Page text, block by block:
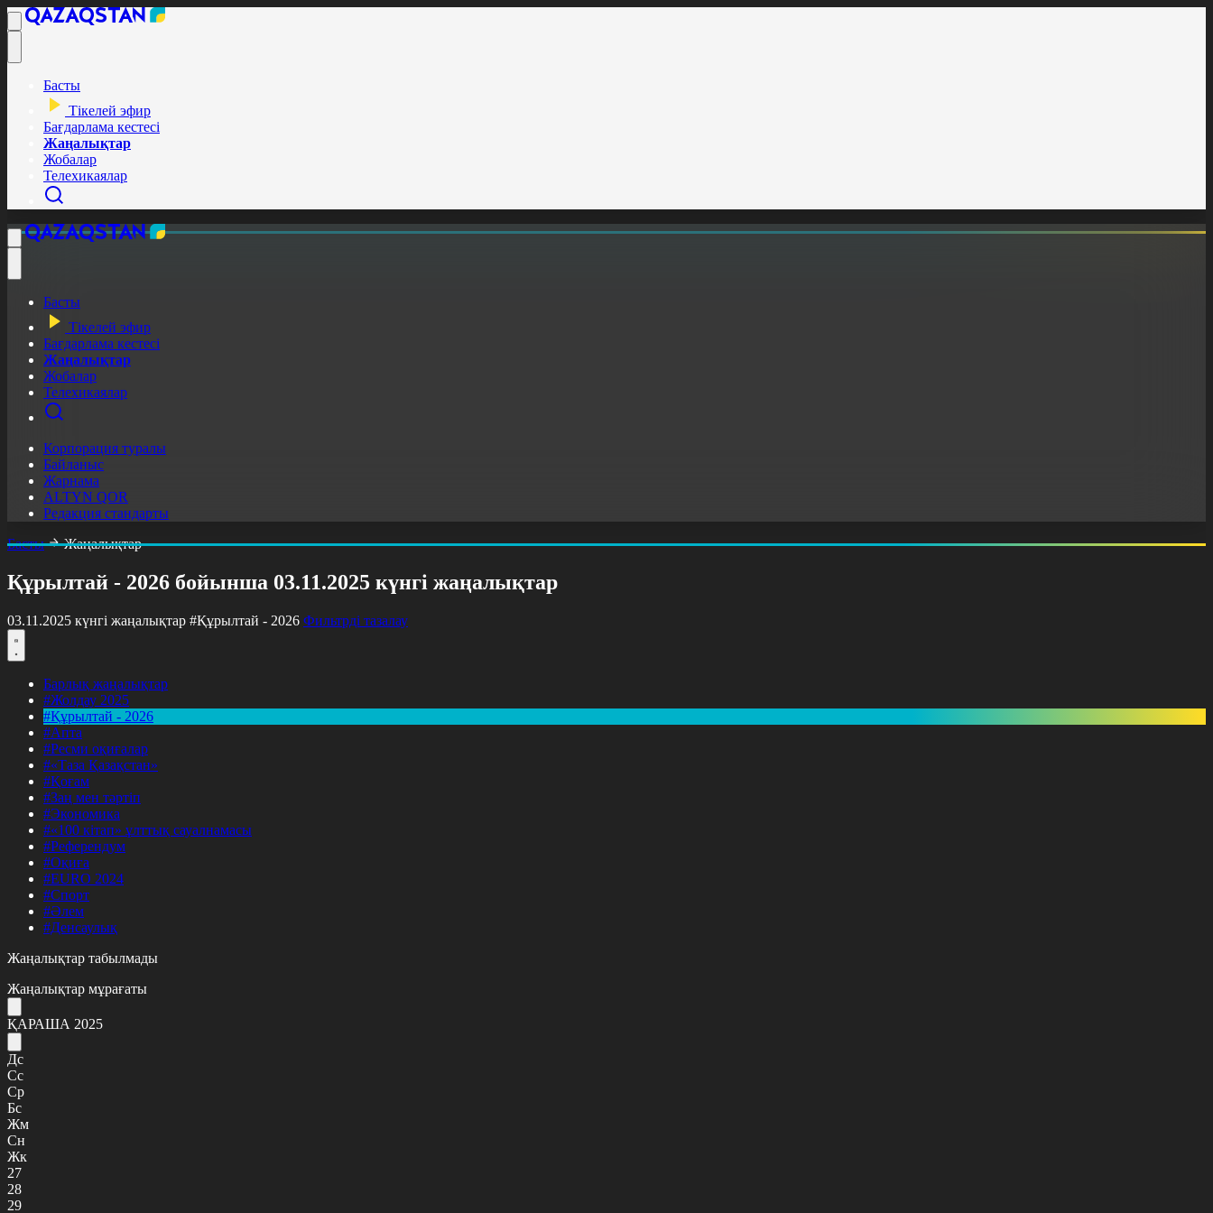
Басты
Тікелей эфир
Бағдарлама кестесі
Жаңалықтар
Жобалар
Телехикаялар
Басты
Тікелей эфир
Бағдарлама кестесі
Жаңалықтар
Жобалар
Телехикаялар
Корпорация туралы
Байланыс
Жарнама
ALTYN QOR
Редакция стандарты
Басты
Жаңалықтар
Құрылтай - 2026 бойынша 03.11.2025 күнгі жаңалықтар
03.11.2025 күнгі жаңалықтар #Құрылтай - 2026 Фильтрді тазалау
Барлық жаңалықтар
#Жолдау 2025
#Құрылтай - 2026
#Апта
#Ресми оқиғалар
#«Таза Қазақстан»
#Қоғам
#Заң мен тәртіп
#Экономика
#«100 кітап» ұлттық сауалнамасы
#Референдум
#Оқиға
#EURO 2024
#Спорт
#Әлем
#Денсаулық
Жаңалықтар табылмады
Жаңалықтар мұрағаты
ҚАРАША 2025
Дс
Сс
Ср
Бс
Жм
Сн
Жк
27
28
29